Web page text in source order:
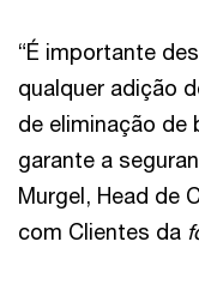
“É importante
qualquer adição
de eliminação de
garante a
Murgel, Head de
com Clientes da